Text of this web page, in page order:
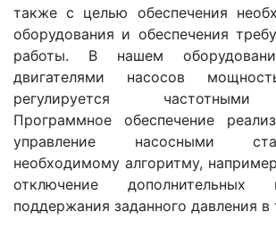
также с целью обеспечения
оборудования и обеспечения
работы. В нашем
двигателями насосов
регулируется
Программное обеспечение
управление насосными
необходимому алгоритму,
отключение
поддержания заданного давления в